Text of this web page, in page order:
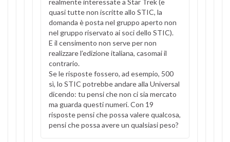
realmente interessate a Star Trek (e
quasi tutte non iscritte allo STIC, la
domanda è posta nel gruppo aperto non
nel gruppo riservato ai soci dello STIC).
E il censimento non serve per non
realizzare l’edizione italiana, casomai il
contrario.
Se le risposte fossero, ad esempio, 500
sì, lo STIC potrebbe andare alla Universal
dicendo: tu pensi che non ci sia mercato
ma guarda questi numeri. Con 19
risposte pensi che possa valere qualcosa,
pensi che possa avere un qualsiasi peso?